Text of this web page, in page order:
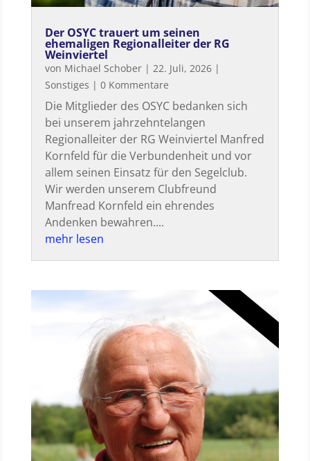
Der OSYC trauert um seinen
ehemaligen Regionalleiter der RG
Weinviertel
von Michael Schober| 22. Juli, 2026|
Sonstiges | 0 Kommentare
Die Mitglieder des OSYC bedanken sich
bei unserem jahrzehntelangen
Regionalleiter der RG Weinviertel Manfred
Kornfeld für die Verbundenheit und vor
allem seinen Einsatz für den Segelclub.
Wir werden unserem Clubfreund
Manfread Kornfeld ein ehrendes
Andenken bewahren....
mehr lesen